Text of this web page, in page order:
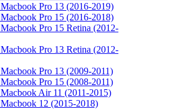
Pro 13 (2016-2019)
Pro 15 (2016-2018)
Pro 15 Retina (2012-
Pro 13 Retina (2012-
Pro 13 (2009-2011)
Pro 15 (2008-2011)
Air 11 (2011-2015)
12 (2015-2018)